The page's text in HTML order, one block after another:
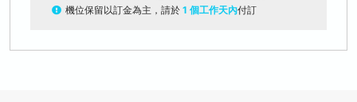
機位保留以訂金為主，請於 1 個工作天內付訂